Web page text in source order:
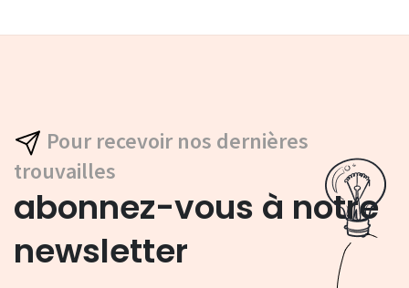
Pour recevoir nos dernières
trouvailles
abonnez-vous à notre
newsletter